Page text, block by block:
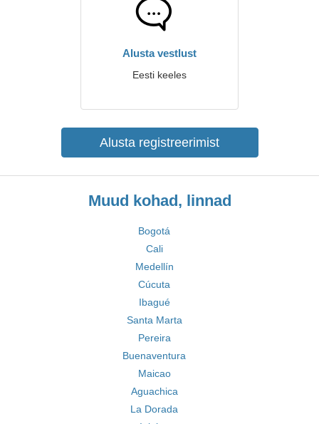
Alusta vestlust
Eesti keeles
Alusta registreerimist
Muud kohad, linnad
Bogotá
Cali
Medellín
Cúcuta
Ibagué
Santa Marta
Pereira
Buenaventura
Maicao
Aguachica
La Dorada